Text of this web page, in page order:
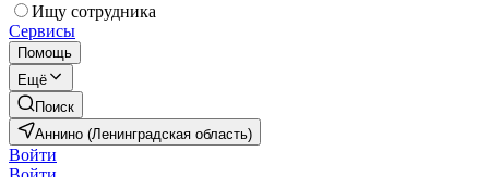
Ищу сотрудника
Сервисы
Помощь
Ещё
Поиск
Аннино (Ленинградская область)
Войти